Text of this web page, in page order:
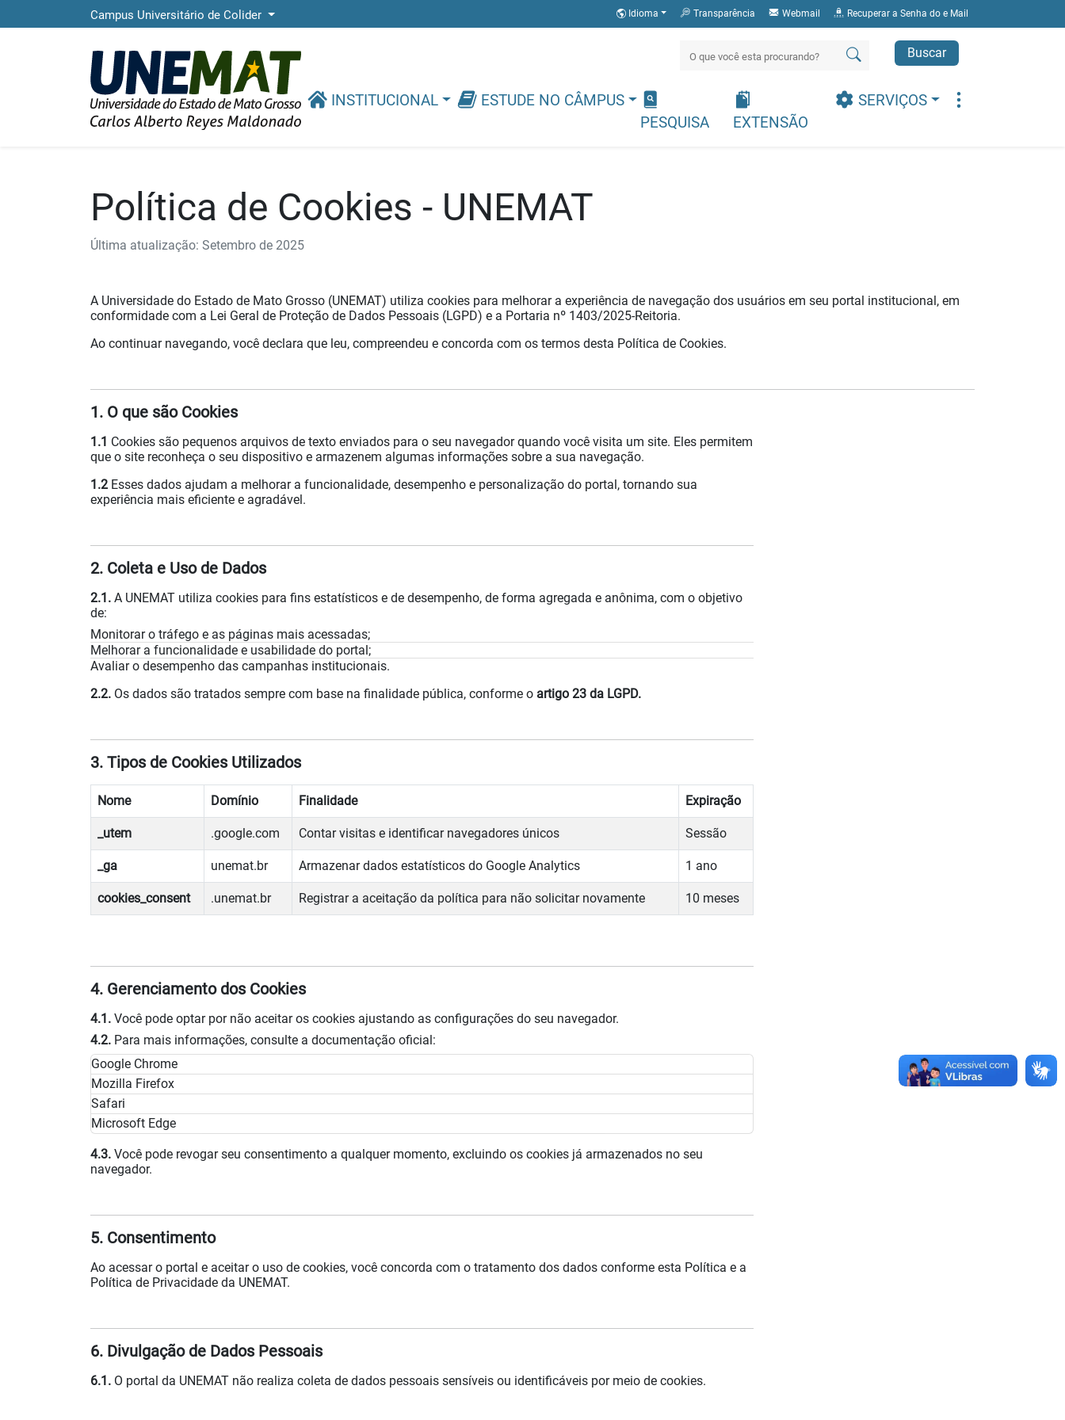
Campus Universitário de Colider Idioma Transparência Webmail Recuperar a Senha do e Mail
Buscar
INSTITUCIONAL
ESTUDE NO CÂMPUS
PESQUISA
EXTENSÃO
SERVIÇOS
Política de Cookies - UNEMAT
Última atualização: Setembro de 2025
A Universidade do Estado de Mato Grosso (UNEMAT) utiliza cookies para melhorar a experiência de navegação dos usuários em seu portal institucional, em
conformidade com a Lei Geral de Proteção de Dados Pessoais (LGPD) e a Portaria nº 1403/2025-Reitoria.
Ao continuar navegando, você declara que leu, compreendeu e concorda com os termos desta Política de Cookies.
1. O que são Cookies
1.1 Cookies são pequenos arquivos de texto enviados para o seu navegador quando você visita um site. Eles permitem
que o site reconheça o seu dispositivo e armazenem algumas informações sobre a sua navegação.
1.2 Esses dados ajudam a melhorar a funcionalidade, desempenho e personalização do portal, tornando sua
experiência mais eficiente e agradável.
2. Coleta e Uso de Dados
2.1. A UNEMAT utiliza cookies para fins estatísticos e de desempenho, de forma agregada e anônima, com o objetivo
de:
Monitorar o tráfego e as páginas mais acessadas;
Melhorar a funcionalidade e usabilidade do portal;
Avaliar o desempenho das campanhas institucionais.
2.2. Os dados são tratados sempre com base na finalidade pública, conforme o artigo 23 da LGPD.
3. Tipos de Cookies Utilizados
Nome Domínio Finalidade Expiração
_utem .google.com Contar visitas e identificar navegadores únicos Sessão
_ga unemat.br Armazenar dados estatísticos do Google Analytics 1 ano
cookies_consent .unemat.br Registrar a aceitação da política para não solicitar novamente 10 meses
4. Gerenciamento dos Cookies
4.1. Você pode optar por não aceitar os cookies ajustando as configurações do seu navegador.
4.2. Para mais informações, consulte a documentação oficial:
Google Chrome
Mozilla Firefox
Safari
Microsoft Edge
4.3. Você pode revogar seu consentimento a qualquer momento, excluindo os cookies já armazenados no seu
navegador.
5. Consentimento
Ao acessar o portal e aceitar o uso de cookies, você concorda com o tratamento dos dados conforme esta Política e a
Política de Privacidade da UNEMAT.
6. Divulgação de Dados Pessoais
6.1. O portal da UNEMAT não realiza coleta de dados pessoais sensíveis ou identificáveis por meio de cookies.